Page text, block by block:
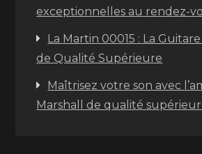
exceptionnelles au rendez-
La Martin 00015 : La
de Qualité Supérieure
Maîtrisez votre son avec
Marshall de qualité